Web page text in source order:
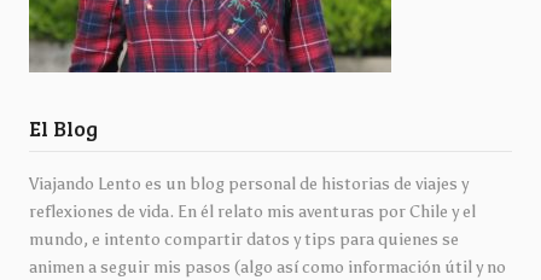
El Blog
Viajando Lento es un blog personal de historias de viajes y
reflexiones de vida. En él relato mis aventuras por Chile y el
mundo, e intento compartir datos y tips para quienes se
animen a seguir mis pasos (algo así como información útil y no